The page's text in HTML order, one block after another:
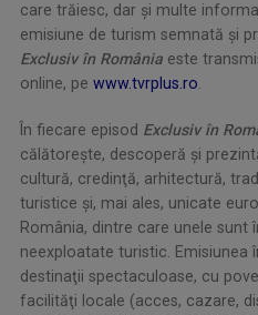
care trăiesc, dar şi multe
emisiune de turism semnată şi
Exclusiv în România este
online, pe www.tvrplus.ro
În fiecare episod Exclusiv în
călătoreşte, descoperă şi
cultură, credinţă, arhitectură,
turistice şi, mai ales, unicate
România, dintre care unele sunt
neexploatate turistic. Emisiunea
destinaţii spectaculoase, cu
facilităţi locale (acces, cazare,